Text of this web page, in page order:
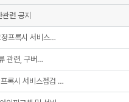
련 공지
프록시 서비스…
관련, 구버…
록시 서비스점검 …